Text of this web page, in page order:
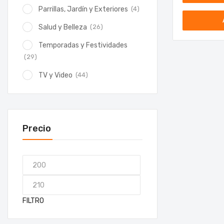
Parrillas, Jardín y Exteriores (4)
Salud y Belleza (26)
Temporadas y Festividades
(29)
TV y Video (44)
Precio
FILTRO